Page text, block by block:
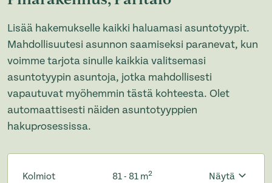
Lisää hakemukselle kaikki haluamasi asuntotyypit.
Mahdollisuutesi asunnon saamiseksi paranevat, kun
voimme tarjota sinulle kaikkia valitsemasi
asuntotyypin asuntoja, jotka mahdollisesti
vapautuvat myöhemmin tästä kohteesta. Olet
automaattisesti näiden asuntotyyppien
hakuprosessissa.
Kolmiot 81 - 81 m2 Näytä